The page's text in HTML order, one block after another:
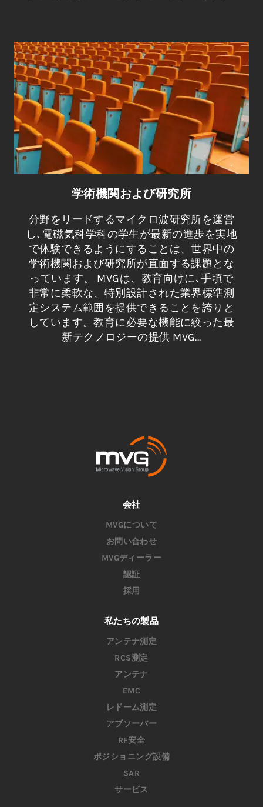
学術機関および研究所
分野をリードするマイクロ波研究所を運営
し､電磁気科学科の学生が最新の進歩を実地
で体験できるようにすることは、世界中の
学術機関および研究所が直面する課題とな
っています。 MVGは、教育向けに､手頃で
非常に柔軟な、特別設計された業界標準測
定システム範囲を提供できることを誇りと
しています。教育に必要な機能に絞った最
新テクノロジーの提供 MVG...
会社
MVGについて
お問い合わせ
MVGディーラー
認証
採用
私たちの製品
アンテナ測定
RCS測定
アンテナ
EMC
レドーム測定
アブソーバー
RF安全
ポジショニング設備
SAR
サービス